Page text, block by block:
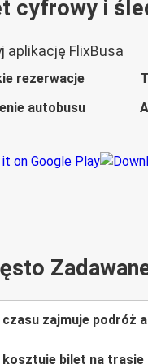
cyfrowy i
aplikację FlixBusa
rezerwacje
autobusu
czasu zajmuje podróż
kosztuje bilet na trasie